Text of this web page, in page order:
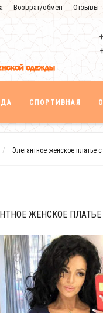
Возврат/обмен Отзывы
СПОРТИВНАЯ
Элегантное женское платье
ЖЕНСКОЕ